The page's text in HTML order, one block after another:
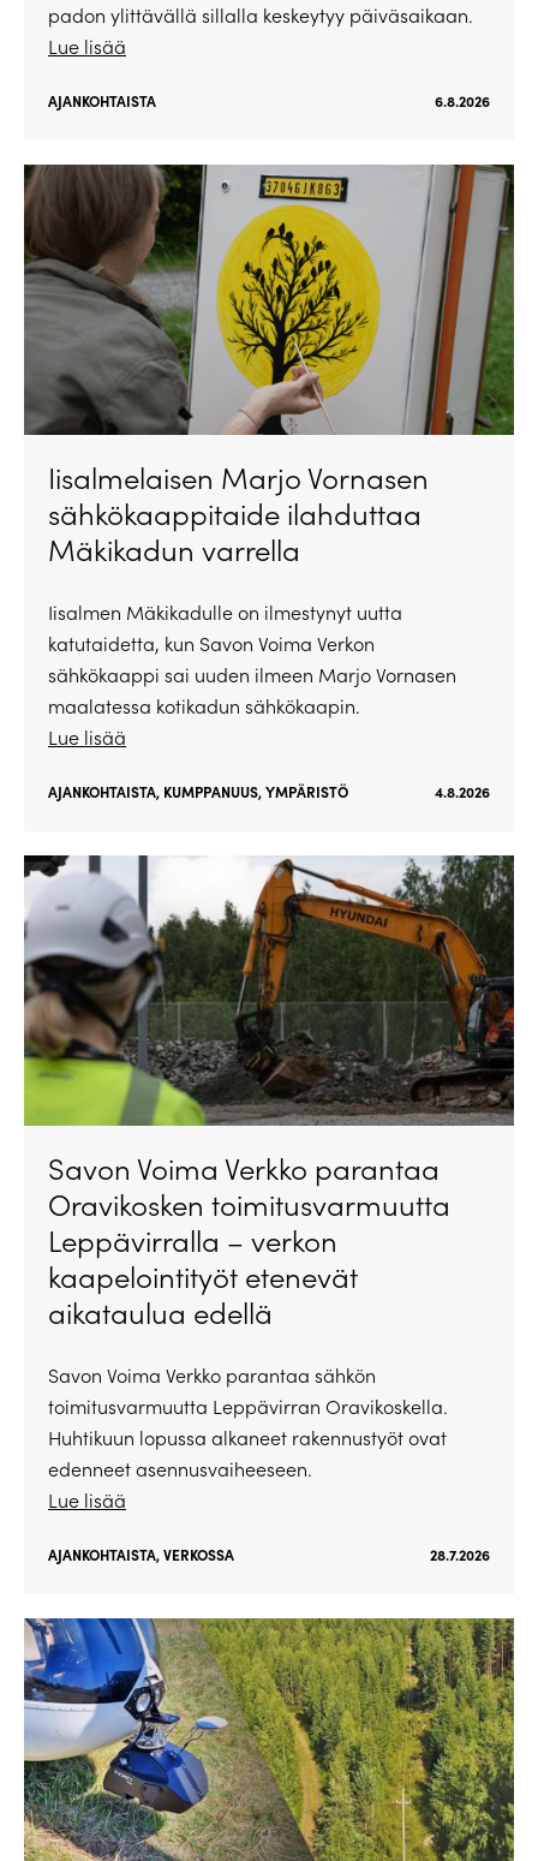
padon ylittävällä sillalla keskeytyy päiväsaikaan.
Lue lisää
AJANKOHTAISTA 6.8.2026
Iisalmelaisen Marjo Vornasen
sähkökaappitaide ilahduttaa
Mäkikadun varrella
Iisalmen Mäkikadulle on ilmestynyt uutta
katutaidetta, kun Savon Voima Verkon
sähkökaappi sai uuden ilmeen Marjo Vornasen
maalatessa kotikadun sähkökaapin.
Lue lisää
AJANKOHTAISTA, KUMPPANUUS,YMPÄRISTÖ 4.8.2026
Savon Voima Verkko parantaa
Oravikosken toimitusvarmuutta
Leppävirralla – verkon
kaapelointityöt etenevät
aikataulua edellä
Savon Voima Verkko parantaa sähkön
toimitusvarmuutta Leppävirran Oravikoskella.
Huhtikuun lopussa alkaneet rakennustyöt ovat
edenneet asennusvaiheeseen.
Lue lisää
AJANKOHTAISTA,VERKOSSA 28.7.2026